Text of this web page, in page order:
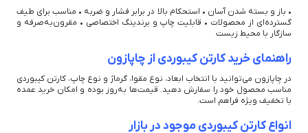
• باز و بسته شدن آسان • استحکام بالا در برابر فشار و ضربه • مناسب برای طیف
گسترده‌ای از محصولات • قابلیت چاپ و برندینگ اختصاصی • مقرون‌به‌صرفه و
سازگار با محیط زیست
راهنمای خرید کارتن کیبوردی از چاپازون
در چاپازون می‌توانید با انتخاب ابعاد، نوع مقوا، گرماژ و نوع چاپ، کارتن کیبوردی
مناسب محصول خود را سفارش دهید. قیمت‌ها به‌روز بوده و امکان خرید عمده
با تخفیف ویژه فراهم است.
انواع کارتن کیبوردی موجود در بازار